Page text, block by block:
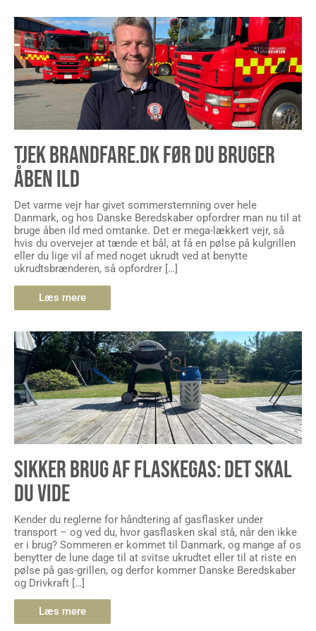
TJEK BRANDFARE.DK FØR DU BRUGER
ÅBEN ILD
Det varme vejr har givet sommerstemning over hele
Danmark, og hos Danske Beredskaber opfordrer man nu til at
bruge åben ild med omtanke. Det er mega-lækkert vejr, så
hvis du overvejer at tænde et bål, at få en pølse på kulgrillen
eller du lige vil af med noget ukrudt ved at benytte
ukrudtsbrænderen, så opfordrer […]
Læs mere
SIKKER BRUG AF FLASKEGAS: DET SKAL
DU VIDE
Kender du reglerne for håndtering af gasflasker under
transport – og ved du, hvor gasflasken skal stå, når den ikke
er i brug? Sommeren er kommet til Danmark, og mange af os
benytter de lune dage til at svitse ukrudtet eller til at riste en
pølse på gas-grillen, og derfor kommer Danske Beredskaber
og Drivkraft […]
Læs mere